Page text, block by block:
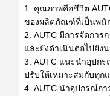
1. คุณภาพคือชีวิต
ของผลิตภัณฑ์ที่เป็นพนั
2. AUTC มีการจัดการ
และยังดำเนินต่อไปยัง
3. AUTC แนะนำอุปกร
ปรับให้เหมาะสมกับทุก
4. AUTC นำอุปกรณ์กา